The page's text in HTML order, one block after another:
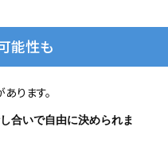
能性も
あります。
合いで自由に決められま